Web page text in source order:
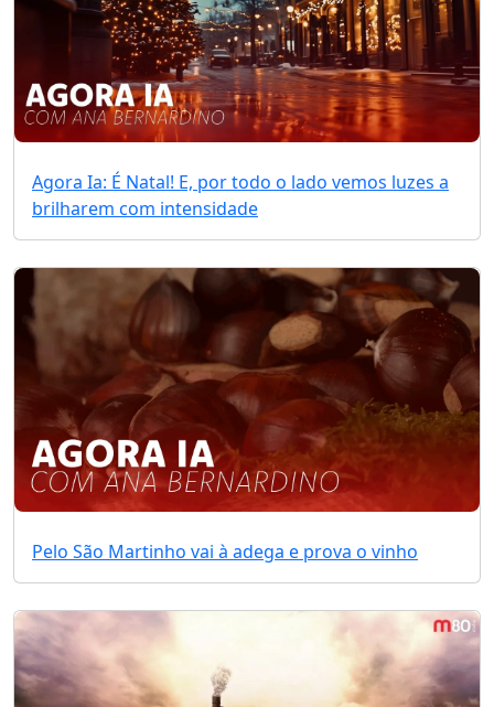
Agora Ia: É Natal! E, por todo o lado vemos luzes a
brilharem com intensidade
Pelo São Martinho vai à adega e prova o vinho